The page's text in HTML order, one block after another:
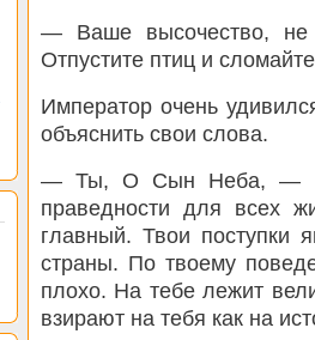
— Ваше высочество, не
Отпустите птиц и сломайте
Император очень
объяснить свои слова.
— Ты, О Сын Неба, —
праведности для всех
главный. Твои поступки
страны. По твоему
плохо. На тебе лежит
взирают на тебя как на